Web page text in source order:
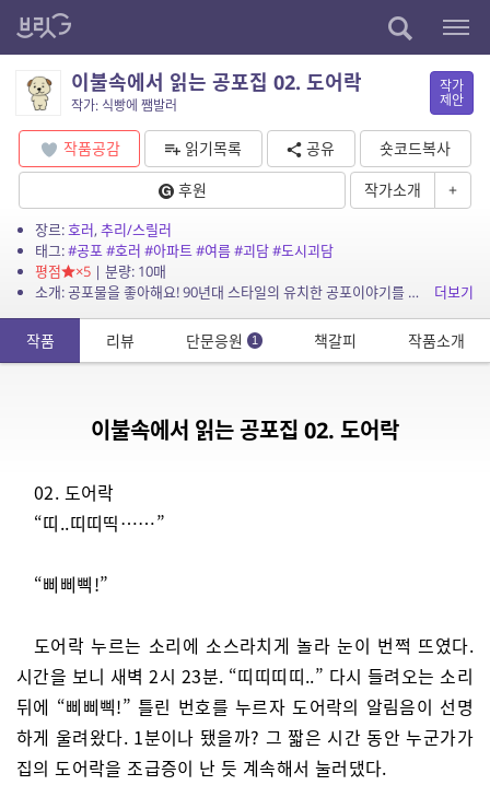
이불속에서 읽는 공포집 02. 도어락
작가: 식빵에 쨈발러
작가
제안
작품공감 읽기목록 공유
숏코드복사
후원
작가소개 +
장르:호러,추리/스릴러
태그:#공포#호러 #아파트#여름#괴담#도시괴담
평점
×5| 분량: 10매
소개: 공포물을 좋아해요! 90년대 스타일의 유치한 공포이야기를 현대상황에 맞게 써 봤어요. 함께 재미있게 즐겨 주시면 감사 드리겠습니다.
더보기
작품 리뷰 단문응원 1 책갈피 작품소개
이불속에서 읽는 공포집 02. 도어락
02. 도어락
“띠..띠띠띡……”
“삐삐삑!”
도어락 누르는 소리에 소스라치게 놀라 눈이 번쩍 뜨였다.
시간을 보니 새벽 2시 23분. “띠띠띠띠..” 다시 들려오는 소리
뒤에 “삐삐삑!” 틀린 번호를 누르자 도어락의 알림음이 선명
하게 울려왔다. 1분이나 됐을까? 그 짧은 시간 동안 누군가가
집의 도어락을 조급증이 난 듯 계속해서 눌러댔다.